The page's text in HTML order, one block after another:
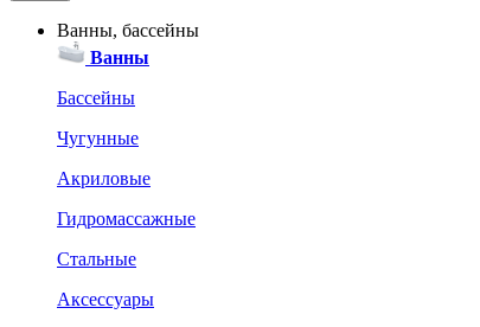
Ванны, бассейны
Ванны
Бассейны
Чугунные
Акриловые
Гидромассажные
Стальные
Аксессуары